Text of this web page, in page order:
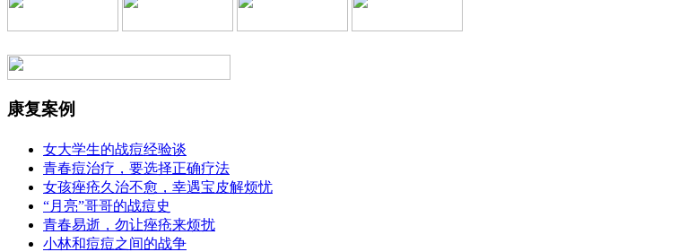
康复案例
女大学生的战痘经验谈
青春痘治疗，要选择正确疗法
女孩痤疮久治不愈，幸遇宝皮解烦忧
“月亮”哥哥的战痘史
青春易逝，勿让痤疮来烦扰
小林和痘痘之间的战争